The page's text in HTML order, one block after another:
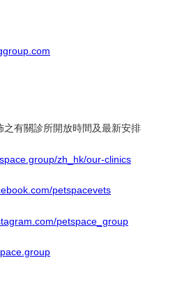
有關診所開放時間及最新安排
zh_hk/our-clinics
petspacevets
petspace_group